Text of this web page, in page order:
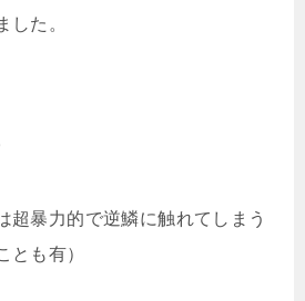
した。
超暴力的で逆鱗に触れてしまう
とも有）